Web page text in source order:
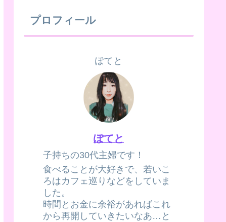
プロフィール
ぽてと
ぽてと
子持ちの30代主婦です！
食べることが大好きで、若いこ
ろはカフェ巡りなどをしていま
した。
時間とお金に余裕があればこれ
から再開していきたいなあ…と